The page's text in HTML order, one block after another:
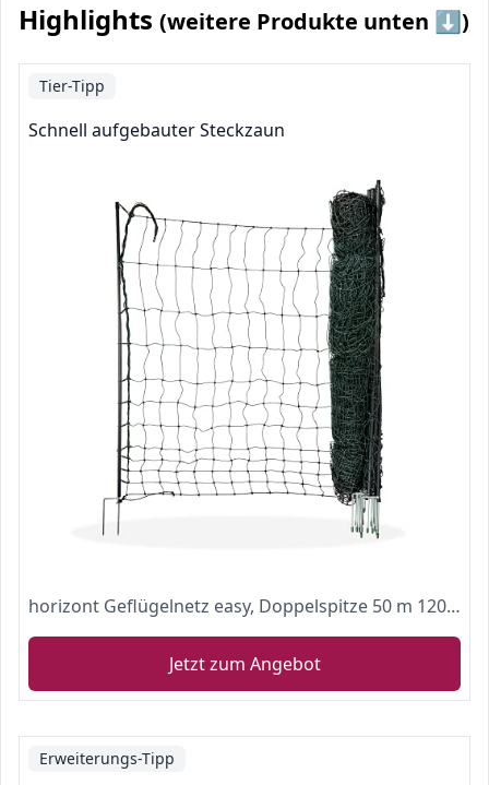
Highlights (weitere Produkte unten ⬇️)
Tier-Tipp
Schnell aufgebauter Steckzaun
horizont Geflügelnetz easy, Doppelspitze 50 m 120 cm hoch, alles ohne Strom, mobiler Hühnerzaun, Gartenzaun Steckzaun
Jetzt zum Angebot
Erweiterungs-Tipp